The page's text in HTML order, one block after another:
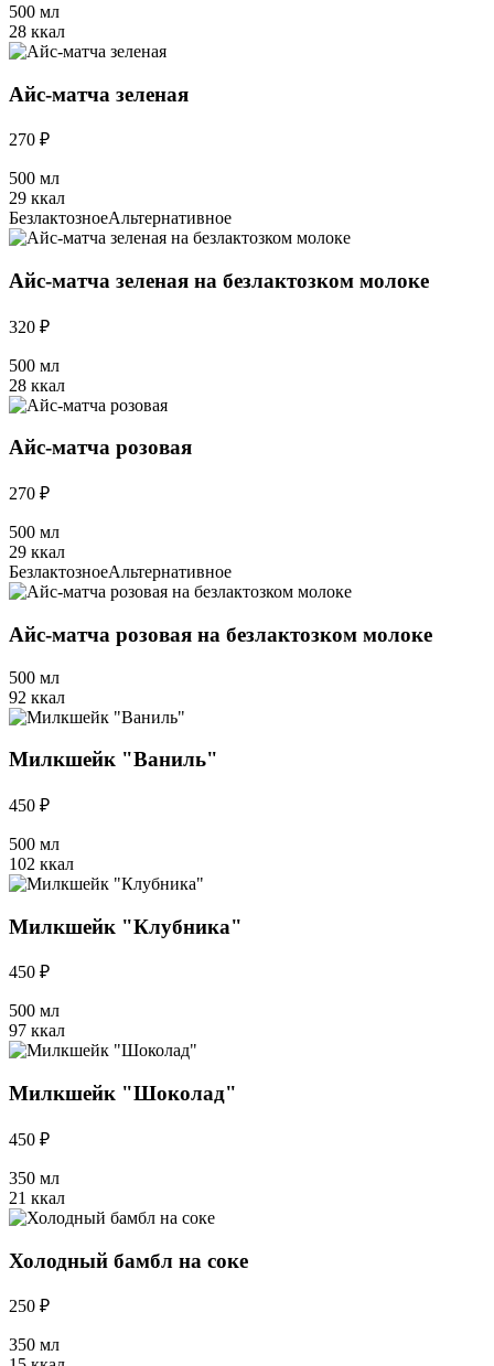
500 мл
28 ккал
Айс-матча зеленая
270 ₽
500 мл
29 ккал
БезлактозноеАльтернативное
Айс-матча зеленая на безлактозком молоке
320 ₽
500 мл
28 ккал
Айс-матча розовая
270 ₽
500 мл
29 ккал
БезлактозноеАльтернативное
Айс-матча розовая на безлактозком молоке
500 мл
92 ккал
Милкшейк "Ваниль"
450 ₽
500 мл
102 ккал
Милкшейк "Клубника"
450 ₽
500 мл
97 ккал
Милкшейк "Шоколад"
450 ₽
350 мл
21 ккал
Холодный бамбл на соке
250 ₽
350 мл